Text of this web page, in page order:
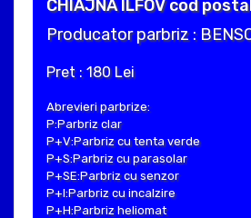
CHIAJNA ILFOV cod
Producator parbriz :
Pret : 180 Lei
Abrevieri parbrize:
P:Parbriz clar
P+V:Parbriz cu tenta verde
P+S:Parbriz cu parasolar
P+SE:Parbriz cu senzor
P+I:Parbriz cu incalzire
P+H:Parbriz heliomat